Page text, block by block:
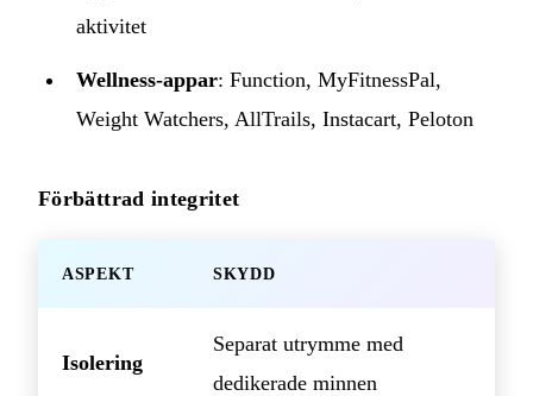
aktivitet
Wellness-appar: Function, MyFitnessPal,
Weight Watchers, AllTrails, Instacart, Peloton
Förbättrad integritet
ASPEKT SKYDD
Isolering
Separat utrymme med
dedikerade minnen